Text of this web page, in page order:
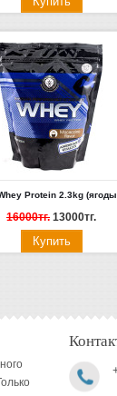
16000тг. 13000тг.